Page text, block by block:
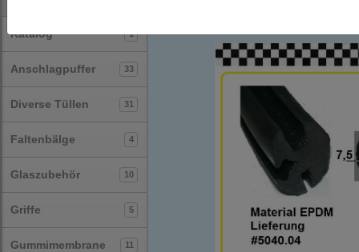
Katalog 1
Anschlagpuffer 33
Diverse Tüllen 31
Faltenbälge 4
Glaszubehör 10
Griffe 5
Gummimembrane 11